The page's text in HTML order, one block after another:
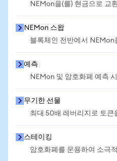
NEMon을(를) 현금으로 교
NEMon 스왑
블록체인 전반에서 NEMon
예측
NEMon 및 암호화폐 예측
무기한 선물
최대 50배 레버리지로 토큰
스테이킹
암호화폐를 운용하여 소극